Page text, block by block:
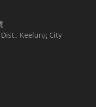
Keelung City